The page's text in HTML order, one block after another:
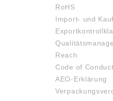
RoHS
Import- und
Reach
Code of Conduct
AEO-Erklärung